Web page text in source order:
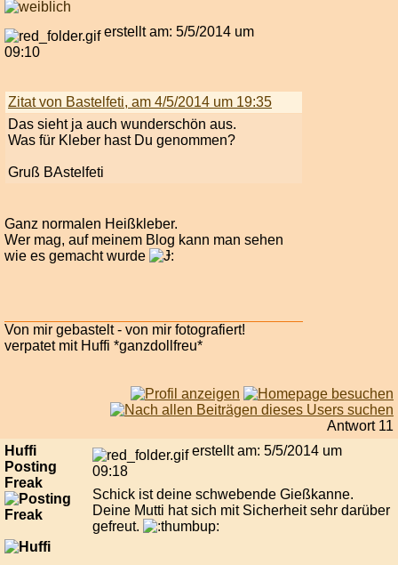
erstellt am: 5/5/2014 um
09:10
Zitat von Bastelfeti, am 4/5/2014 um 19:35
Das sieht ja auch wunderschön aus.
Was für Kleber hast Du genommen?
Gruß BAstelfeti
Ganz normalen Heißkleber.
Wer mag, auf meinem Blog kann man sehen
wie es gemacht wurde
Von mir gebastelt - von mir fotografiert!
verpatet mit Huffi *ganzdollfreu*
Antwort 11
Huffi
Posting
Freak
erstellt am: 5/5/2014 um
09:18
Schick ist deine schwebende Gießkanne.
Deine Mutti hat sich mit Sicherheit sehr darüber
gefreut.